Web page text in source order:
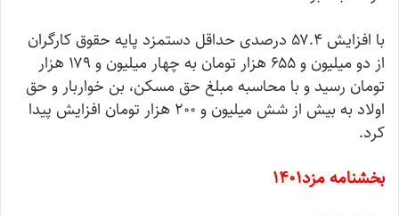
با افزایش ۵۷.۴ درصدی حداقل دستمزد پایه حقوق کارگران
از دو میلیون و ۶۵۵ هزار تومان به چهار میلیون و ۱۷۹ هزار
تومان رسید و با محاسبه مبلغ حق مسکن، بن خواربار و حق
اولاد به بیش از شش میلیون و ۲۰۰ هزار تومان افزایش پیدا
کرد.
بخشنامه مزد۱۴۰۱